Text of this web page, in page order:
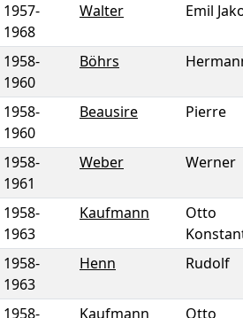
1957-
1968
Walter Emil
1958-
1960
Böhrs
1958-
1960
Beausire Pierre
1958-
1961
Weber Werner
1958-
1963
Kaufmann
Otto
1958-
1963
Henn Rudolf
1958-
Kaufmann
Otto